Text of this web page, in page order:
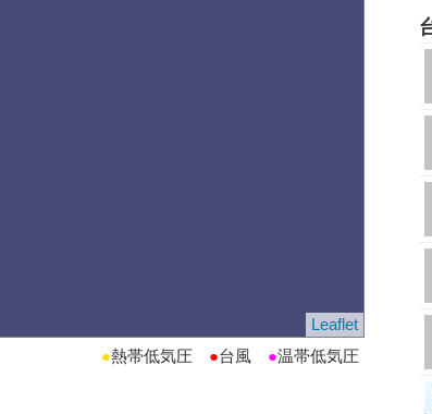
Leaflet
●熱帯低気圧 ●台風 ●温帯低気圧